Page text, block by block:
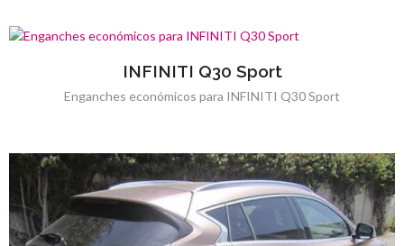
INFINITI Q30 Sport
Enganches económicos para INFINITI Q30 Sport